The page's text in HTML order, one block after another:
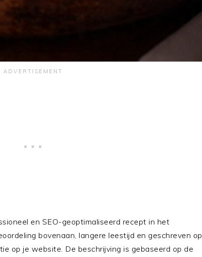
en SEO-geoptimaliseerd recept in het
bovenaan, langere leestijd en geschreven op
op je website. De beschrijving is gebaseerd op de